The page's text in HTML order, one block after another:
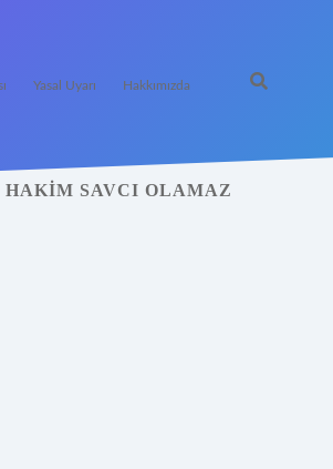
Yasal Uyarı Hakkımızda
SAVCI OLAMAZ